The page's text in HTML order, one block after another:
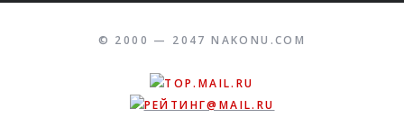
© 2000 — 2047 NAKONU.COM